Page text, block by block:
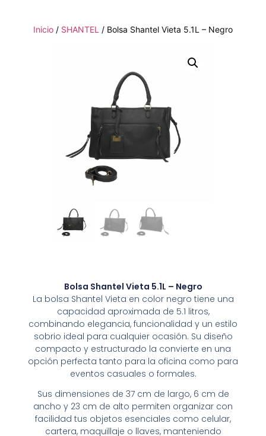
Inicio / SHANTEL / Bolsa Shantel Vieta 5.1L – Negro
Bolsa Shantel Vieta 5.1L – Negro
La bolsa Shantel Vieta en color negro tiene una
capacidad aproximada de 5.1 litros,
combinando elegancia, funcionalidad y un estilo
sobrio ideal para cualquier ocasión. Su diseño
compacto y estructurado la convierte en una
opción perfecta tanto para la oficina como para
eventos casuales o formales.
Sus dimensiones de 37 cm de largo, 6 cm de
ancho y 23 cm de alto permiten organizar con
facilidad tus objetos esenciales como celular,
cartera, maquillaje o llaves, manteniendo